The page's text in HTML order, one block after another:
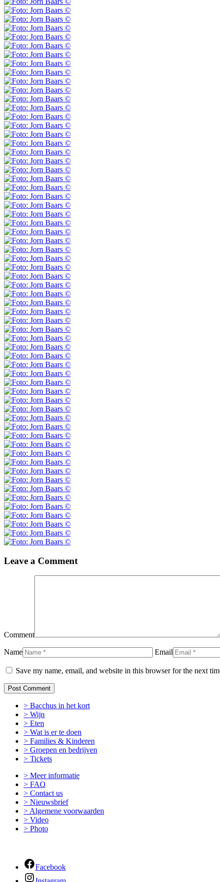
Leave a Comment
Comment
Name Email
Save my name, email, and website in this browser for the next
> Bacchus in het kort
> Wijn
> Eten
> Wat is er te doen
> Families & Kinderen
> Groepen en bedrijven
> Tickets
> Meer informatie
> FAQ
> Contact us
> Nieuwsbrief
> Algemene voorwaarden
> Video
> Photo
Facebook